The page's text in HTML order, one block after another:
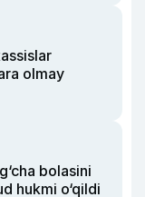
olmay
bolasini
hukmi o‘qildi